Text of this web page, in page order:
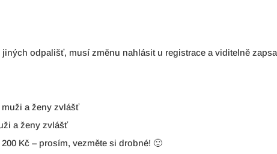
odpališť, musí změnu nahlásit u registrace a viditelně
muži a ženy zvlášť
a ženy zvlášť
Kč – prosím, vezměte si drobné! 🙂